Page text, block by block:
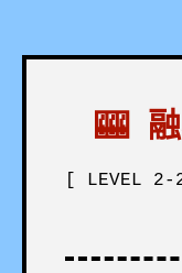
🎰
[ LEVEL 2-